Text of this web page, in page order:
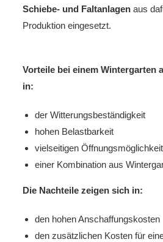
Schiebe- und Faltanlagen aus
Produktion eingesetzt.
Vorteile bei einem Wintergarten
in:
der Witterungsbeständigkeit
hohen Belastbarkeit
vielseitigen
einer Kombination aus
Die Nachteile zeigen sich in:
den hohen Anschaffungskosten
den zusätzlichen Kosten für